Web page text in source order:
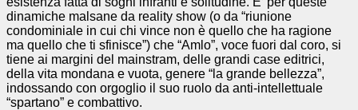
dinamiche malsane da reality show (o da “riunione
condominiale in cui chi vince non è quello che ha ragione
ma quello che ti sfinisce”) che “Amlo”, voce fuori dal coro, si
tiene ai margini del mainstram, delle grandi case editrici,
della vita mondana e vuota, genere “la grande bellezza”,
indossando con orgoglio il suo ruolo da anti-intellettuale
“spartano” e combattivo.